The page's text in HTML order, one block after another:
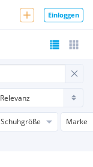
Einloggen
Schuhgröße
Marke